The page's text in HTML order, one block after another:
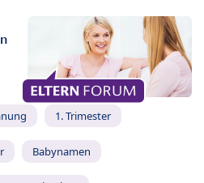
1. Trimester
Babynamen